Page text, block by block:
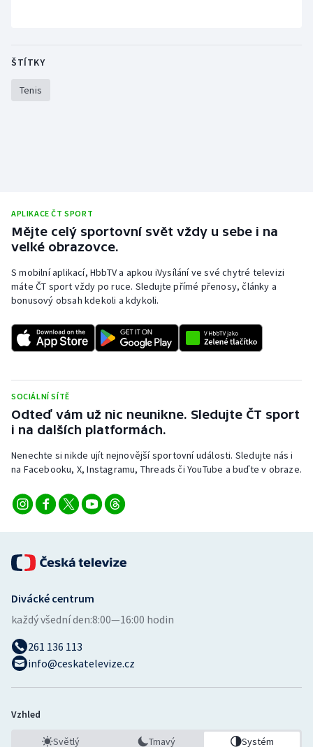
ŠTÍTKY
Tenis
APLIKACE ČT SPORT
Mějte celý sportovní svět vždy u sebe i na
velké obrazovce.
S mobilní aplikací, HbbTV a apkou iVysílání ve své chytré televizi
máte ČT sport vždy po ruce. Sledujte přímé přenosy, články a
bonusový obsah kdekoli a kdykoli.
SOCIÁLNÍ SÍTĚ
Odteď vám už nic neunikne. Sledujte ČT sport
i na dalších platformách.
Nenechte si nikde ujít nejnovější sportovní události. Sledujte nás i
na Facebooku, X, Instagramu, Threads či YouTube a buďte v obraze.
Divácké centrum
každý všední den:8:00—16:00 hodin
261 136 113
info@ceskatelevize.cz
Vzhled
Světlý Tmavý Systém